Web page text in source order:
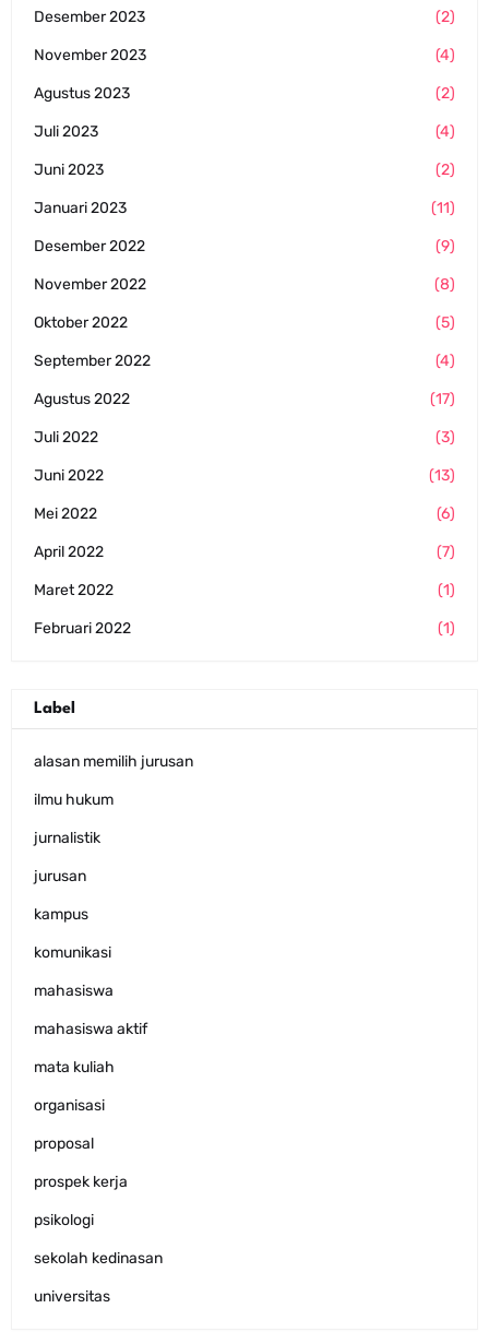
Desember 2023 (2)
November 2023 (4)
Agustus 2023 (2)
Juli 2023 (4)
Juni 2023 (2)
Januari 2023 (11)
Desember 2022 (9)
November 2022 (8)
Oktober 2022 (5)
September 2022 (4)
Agustus 2022 (17)
Juli 2022 (3)
Juni 2022 (13)
Mei 2022 (6)
April 2022 (7)
Maret 2022 (1)
Februari 2022 (1)
Label
alasan memilih jurusan
ilmu hukum
jurnalistik
jurusan
kampus
komunikasi
mahasiswa
mahasiswa aktif
mata kuliah
organisasi
proposal
prospek kerja
psikologi
sekolah kedinasan
universitas